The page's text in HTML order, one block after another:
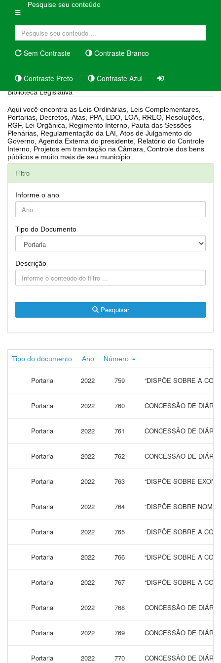
Pesquise seu conteúdo
Sem Contraste Contraste Branco
Contraste Preto Contraste Azul
Biblioteca Legislativa
Aqui você encontra as Leis Ordinárias, Leis Complementares,
Portarias, Decretos, Atas, PPA, LDO, LOA, RREO, Resoluções,
RGF, Lei Orgânica, Regimento Interno, Pauta das Sessões
Plenárias, Regulamentação da LAI, Atos de Julgamento do
Governo, Agenda Externa do presidente, Relatório do Controle
Interno, Projetos em tramitação na Câmara, Controle dos bens
públicos e muito mais de seu município.
Filtro
Informe o ano
Tipo do Documento
Descrição
Pesquisar
Tipo do documento Ano Número
Portaria 2022 759 “DISPÕE SOBRE A
Portaria 2022 760 CONCESSÃO DE
Portaria 2022 761 CONCESSÃO DE
Portaria 2022 762 CONCESSÃO DE
Portaria 2022 763 “DISPÕE SOBRE
Portaria 2022 764 “DISPÕE SOBRE
Portaria 2022 765 “DISPÕE SOBRE A
Portaria 2022 766 “DISPÕE SOBRE A
Portaria 2022 767 “DISPÕE SOBRE A
Portaria 2022 768 CONCESSÃO DE
Portaria 2022 769 CONCESSÃO DE
Portaria 2022 770 CONCESSÃO DE